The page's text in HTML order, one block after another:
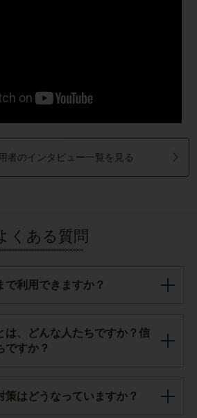
者のインタビュー一覧を見る
くある質問
で利用できますか？
は、どんな人たちですか？信
ですか？
策はどうなっていますか？